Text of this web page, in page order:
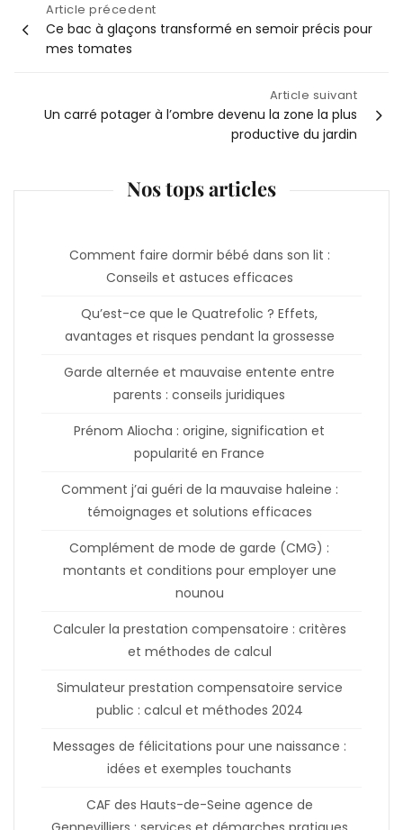
Navigation
l’article
Article précedent
Ce bac à glaçons transformé en semoir précis pour
mes tomates
Article suivant
Un carré potager à l’ombre devenu la zone la plus
productive du jardin
Nos tops articles
Comment faire dormir bébé dans son lit :
Conseils et astuces efficaces
Qu’est-ce que le Quatrefolic ? Effets,
avantages et risques pendant la grossesse
Garde alternée et mauvaise entente entre
parents : conseils juridiques
Prénom Aliocha : origine, signification et
popularité en France
Comment j’ai guéri de la mauvaise haleine :
témoignages et solutions efficaces
Complément de mode de garde (CMG) :
montants et conditions pour employer une
nounou
Calculer la prestation compensatoire : critères
et méthodes de calcul
Simulateur prestation compensatoire service
public : calcul et méthodes 2024
Messages de félicitations pour une naissance :
idées et exemples touchants
CAF des Hauts-de-Seine agence de